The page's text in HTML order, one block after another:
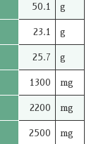
50.1 g
23.1 g
25.7 g
1300 mg
2200 mg
2500 mg